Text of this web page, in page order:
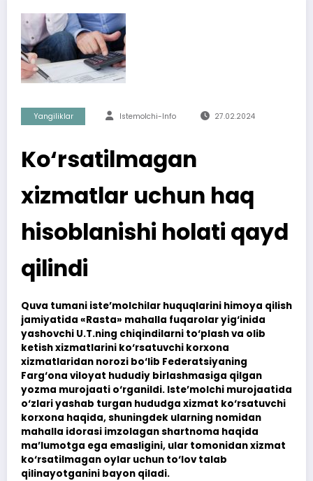
Yangiliklar Istemolchi-Info 27.02.2024
Ko‘rsatilmagan
xizmatlar uchun haq
hisoblanishi holati qayd
qilindi
Quva tumani iste’molchilar huquqlarini himoya qilish
jamiyatida «Rasta» mahalla fuqarolar yig‘inida
yashovchi U.T.ning chiqindilarni to‘plash va olib
ketish xizmatlarini ko‘rsatuvchi korxona
xizmatlaridan norozi bo‘lib Federatsiyaning
Farg‘ona viloyat hududiy birlashmasiga qilgan
yozma murojaati o‘rganildi. Iste’molchi murojaatida
o‘zlari yashab turgan hududga xizmat ko‘rsatuvchi
korxona haqida, shuningdek ularning nomidan
mahalla idorasi imzolagan shartnoma haqida
ma’lumotga ega emasligini, ular tomonidan xizmat
ko‘rsatilmagan oylar uchun to‘lov talab
qilinayotganini bayon qiladi.